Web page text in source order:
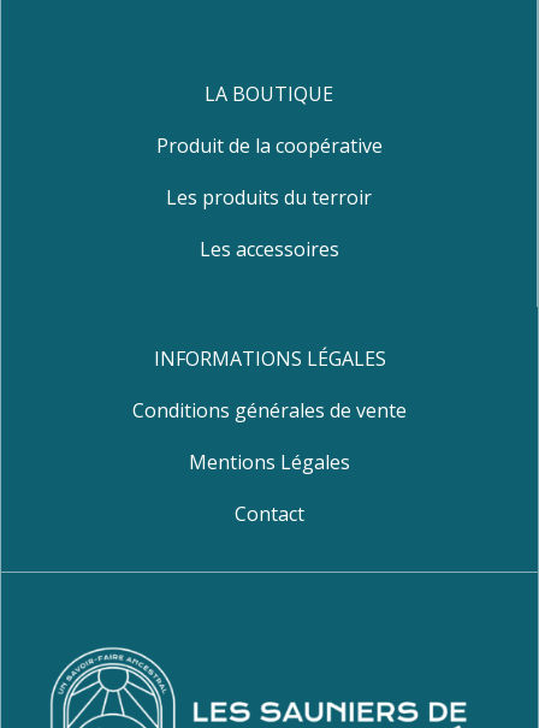
LA BOUTIQUE
Produit de la coopérative
Les produits du terroir
Les accessoires
INFORMATIONS LÉGALES
Conditions générales de vente
Mentions Légales
Contact